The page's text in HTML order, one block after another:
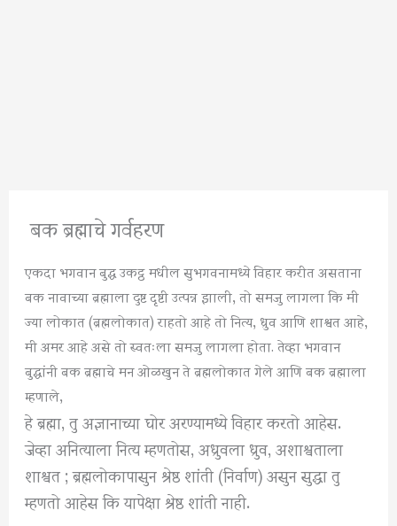
बक ब्रह्माचे गर्वहरण
एकदा भगवान बुद्ध उकट्ठ मधील सुभगवनामध्ये विहार करीत असताना
बक नावाच्या ब्रह्माला दुष्ट दृष्टी उत्पन्न झाली, तो समजु लागला कि मी
ज्या लोकात (ब्रह्मलोकात) राहतो आहे तो नित्य, ध्रुव आणि शाश्वत आहे,
मी अमर आहे असे तो स्वतःला समजु लागला होता. तेव्हा भगवान
बुद्धांनी बक ब्रह्माचे मन ओळखुन ते ब्रह्मलोकात गेले आणि बक ब्रह्माला
म्हणाले,
हे ब्रह्मा, तु अज्ञानाच्या घोर अरण्यामध्ये विहार करतो आहेस.
जेव्हा अनित्याला नित्य म्हणतोस, अध्रुवला ध्रुव, अशाश्वताला
शाश्वत ; ब्रह्मलोकापासुन श्रेष्ठ शांती (निर्वाण) असुन सुद्धा तु
म्हणतो आहेस कि यापेक्षा श्रेष्ठ शांती नाही.